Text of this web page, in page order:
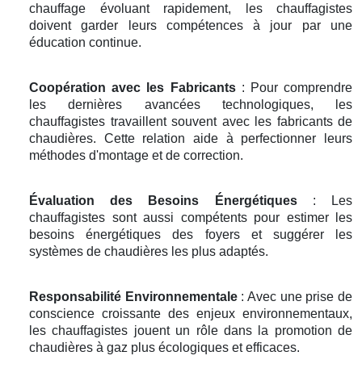
chauffage évoluant rapidement, les chauffagistes
doivent garder leurs compétences à jour par une
éducation continue.
Coopération avec les Fabricants: Pour comprendre
les dernières avancées technologiques, les
chauffagistes travaillent souvent avec les fabricants de
chaudières. Cette relation aide à perfectionner leurs
méthodes d'montage et de correction.
Évaluation des Besoins Énergétiques: Les
chauffagistes sont aussi compétents pour estimer les
besoins énergétiques des foyers et suggérer les
systèmes de chaudières les plus adaptés.
Responsabilité Environnementale: Avec une prise de
conscience croissante des enjeux environnementaux,
les chauffagistes jouent un rôle dans la promotion de
chaudières à gaz plus écologiques et efficaces.